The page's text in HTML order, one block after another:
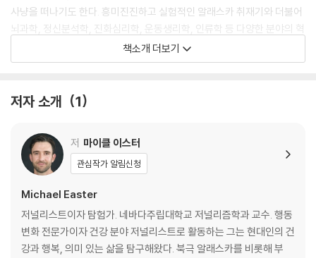
사냥을 떠나기도 한다. 흥미진진하고 실험적인 알래스카 취재기와 더불어
뇌과학, 정신분석학, 진화심리학, 운동생리학, 인류학 등 다양한 분야의 혁
신적인 연구 결과들을 제시하며, 우리 삶에 불편함이 필요한 근거를 설득
력 있게 펼친다. 이 책은 ‘편안함이 곧 행복과 충만함으로 이어진다’는 현대
화적 효용을 탐구하고, 중독, 우울증, 불안, 자살, 비만, 외로움증후군, 번
되는지 심도 있게 분석한다.
Discover the evolutionary mind and body benefits of livin
th the wild―from the New York Times bestselling author
of Scarcity Brain.
“If you’ve been looking for something different to level up
책소개 더보기
저자 소개 1
저 마이클 이스터
관심작가 알림신청
Michael Easter
저널리스트이자 탐험가. 네바다주립대학교 저널리즘학과 교수. 행동
변화 전문가이자 건강 분야 저널리스트로 활동하는 그는 현대인의 건
강과 행복, 의미 있는 삶을 탐구해왔다. 북극 알래스카를 비롯해 부